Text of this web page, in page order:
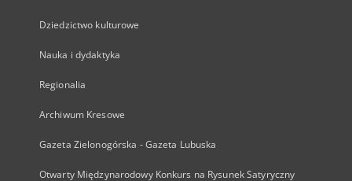
Dziedzictwo kulturowe
Nauka i dydaktyka
Regionalia
Archiwum Kresowe
Gazeta Zielonogórska - Gazeta Lubuska
Otwarty Międzynarodowy Konkurs na Rysunek Satyryczny